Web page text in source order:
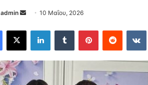
admin
Send
email
10 Μαΐου, 2026
Facebook
X LinkedInTumblr PinterestReddit